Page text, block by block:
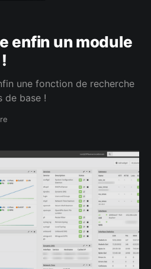
enfin un module
une fonction de recherche
de base !